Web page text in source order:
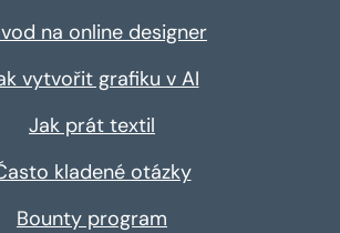
na online designer
vytvořit grafiku v AI
Jak prát textil
kladené otázky
Bounty program